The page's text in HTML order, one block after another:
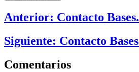
Anterior: Contacto
Siguiente: Contacto
Comentarios